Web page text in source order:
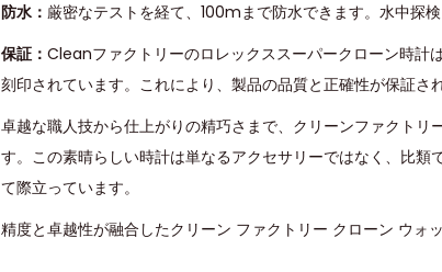
防水： 厳密なテストを経て、100mまで防水できます。水中探検
保証： Cleanファクトリーのロレックススーパークローン時計
刻印されています。これにより、製品の品質と正確性が保証され
卓越な職人技から仕上がりの精巧さまで、クリーンファクト
す。この素晴らしい時計は単なるアクセサリーではなく、比
て際立っています。
精度と卓越性が融合したクリーン ファクトリー クローン ウォ